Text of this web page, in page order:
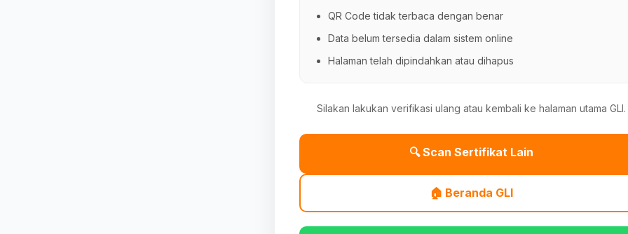
QR Code tidak terbaca dengan benar
Data belum tersedia dalam sistem online
Halaman telah dipindahkan atau dihapus
Silakan lakukan verifikasi ulang atau kembali ke halaman utama GLI.
🔍 Scan Sertifikat Lain
🏠 Beranda GLI